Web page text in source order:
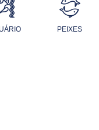
PEIXES